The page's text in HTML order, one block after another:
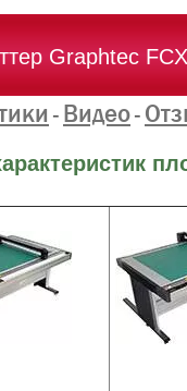
Graphtec
- Видео-